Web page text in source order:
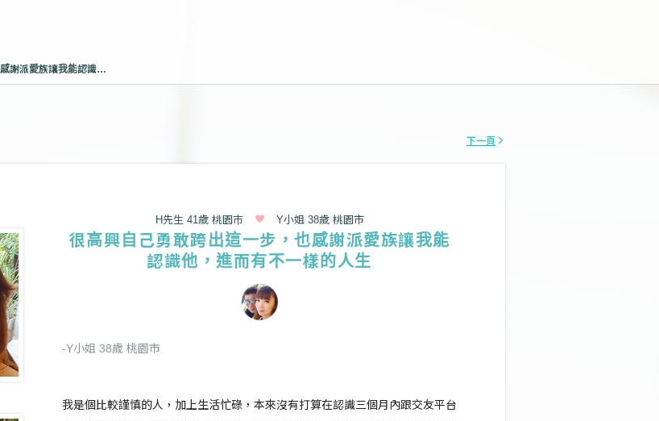
很高興自己勇敢跨出這一步，也感謝派愛族讓我能認識他，進而有不一樣的人生
下一頁
H先生 41歲 桃園市 Y小姐 38歲 桃園市
很高興自己勇敢跨出這一步，也感謝派愛族讓我能
認識他，進而有不一樣的人生
-Y小姐 38歲 桃園市
我是個比較謹慎的人，加上生活忙碌，本來沒有打算在認識三個月內跟交友平台